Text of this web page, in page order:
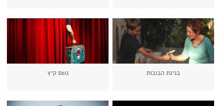
בגינת הבובות גשם קיץ